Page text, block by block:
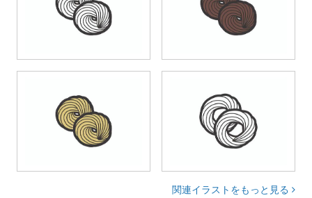
関連イラストをもっと見る